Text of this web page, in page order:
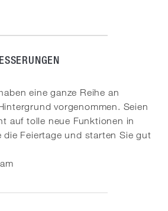
eine ganze Reihe an
vorgenommen. Seien
auf tolle neue Funktionen in
die Feiertage und starten Sie gut